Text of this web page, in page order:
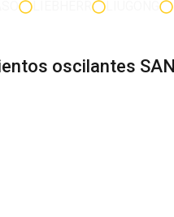
oscilantes